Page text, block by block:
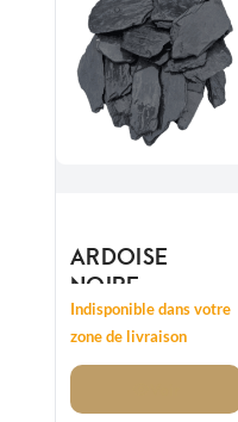
ARDOISE
NOIRE
30/70MM -
REMPLACE
20/60 MM
Indisponible dans votre
zone de livraison